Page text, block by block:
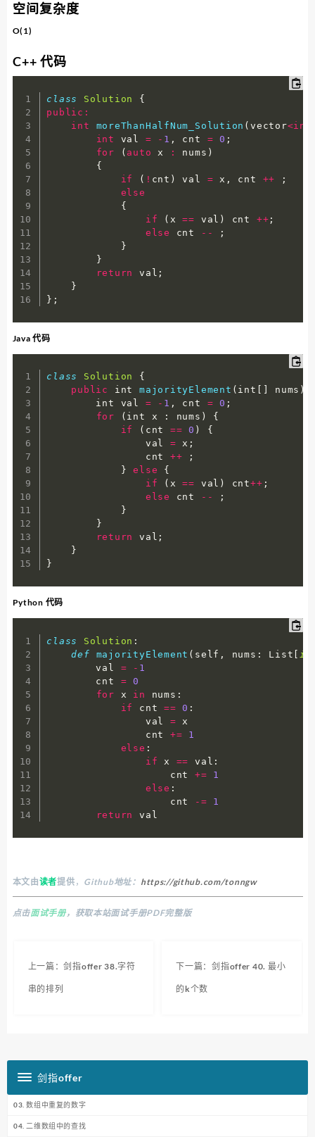
空间复杂度
O(1)
C++ 代码
class Solution
{
public :
int
moreThanHalfNum_Solution (vector<int
int
val = - 1 , cnt = 0 ;
for
( auto x : nums )
{
if
( ! cnt ) val = x , cnt ++
;
else
{
if
( x == val ) cnt ++ ;
else
cnt --
;
}
}
return
val ;
}
} ;
Java 代码
class Solution
{
public
int majorityElement ( int nums )
        int val
= - 1 , cnt = 0 ;
for
( int x : nums )
{
if
( cnt == 0 )
{
                val
= x ;
                cnt
++
;
}
else
{
if
( x == val ) cnt++ ;
else
cnt --
;
}
}
return
val ;
}
}
Python 代码
class Solution :
def
majorityElement ( self , nums : List
        val
= - 1
        cnt
=
0
for x in nums :
if
cnt == 0 :
                val
= x
                cnt
+=
1
else :
if x == val :
                    cnt
+=
1
else :
                    cnt
-=
1
return
val
本文由读者提供 ， Github地址： https://github.com/tonngw
点击面试手册，获取本站面试手册PDF完整版
上一篇：剑指offer 38.字符
串的排列
下一篇：剑指offer 40. 最小
的k个数
剑指offer
03. 数组中重复的数字
04. 二维数组中的查找